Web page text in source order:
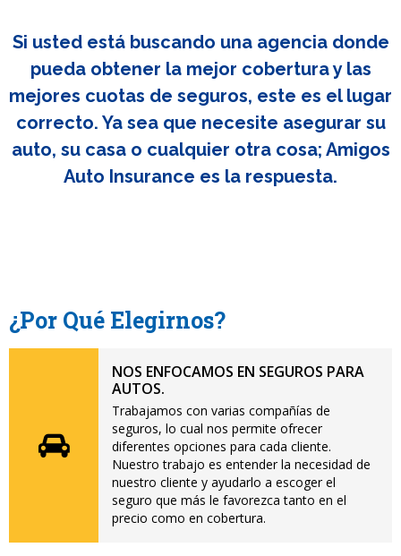
Si usted está buscando una agencia donde
pueda obtener la mejor cobertura y las
mejores cuotas de seguros, este es el lugar
correcto. Ya sea que necesite asegurar su
auto, su casa o cualquier otra cosa; Amigos
Auto Insurance es la respuesta.
¿Por Qué Elegirnos?
NOS ENFOCAMOS EN SEGUROS PARA
AUTOS.
Trabajamos con varias compañías de
seguros, lo cual nos permite ofrecer
diferentes opciones para cada cliente.
Nuestro trabajo es entender la necesidad de
nuestro cliente y ayudarlo a escoger el
seguro que más le favorezca tanto en el
precio como en cobertura.